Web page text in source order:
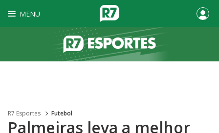
MENU
R7 Esportes Futebol
Palmeiras leva a melhor